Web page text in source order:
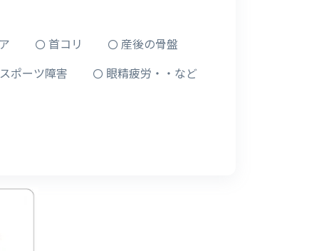
首コリ
産後の骨盤
ポーツ障害
眼精疲労・・など